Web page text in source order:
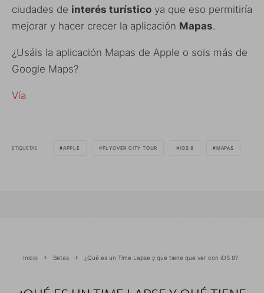
ciudades de interés turístico ya que eso permitiría
mejorar y hacer crecer la aplicación Mapas.
¿Usáis la aplicación Mapas de Apple o sois más de
Google Maps?
Vía
ETIQUETAS APPLE FLYOVER CITY TOUR IOS 8 MAPAS
Inicio Betas ¿Qué es un Time Lapse y qué tiene que ver con iOS 8?